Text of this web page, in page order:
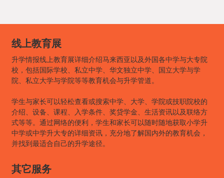
线上教育展
升学情报线上教育展详细介绍马来西亚以及外国各中学与大专院
校，包括国际学校、私立中学、华文独立中学、国立大学与学
院、私立大学与学院等等教育机会与升学管道。
学生与家长可以轻松查看或搜索中学、大学、学院或技职院校的
介绍、设备、课程、入学条件、奖贷学金、生活资讯以及联络方
式等等。通过网络的便利，学生和家长可以随时随地获取小学升
中学或中学升大专的详细资讯，充分地了解国内外的教育机会，
并找到最适合自己的升学途径。
其它服务